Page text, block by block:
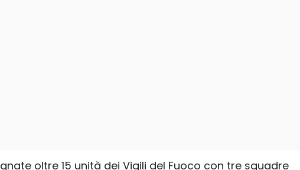
oltre 15 unità dei Vigili del Fuoco con tre squadre